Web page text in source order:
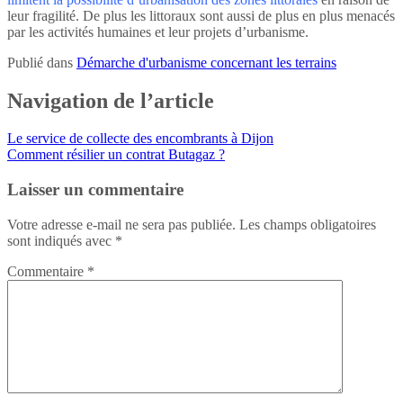
leur fragilité. De plus les littoraux sont aussi de plus en plus menacés
par les activités humaines et leur projets d’urbanisme.
Publié dans Démarche d'urbanisme concernant les terrains
Navigation de l’article
Le service de collecte des encombrants à Dijon
Comment résilier un contrat Butagaz ?
Laisser un commentaire
Votre adresse e-mail ne sera pas publiée. Les champs obligatoires
sont indiqués avec *
Commentaire *